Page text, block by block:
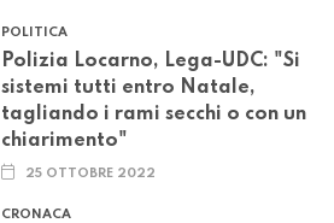
POLITICA
Polizia Locarno, Lega-UDC: "Si
sistemi tutti entro Natale,
tagliando i rami secchi o con un
chiarimento"
25 OTTOBRE 2022
CRONACA